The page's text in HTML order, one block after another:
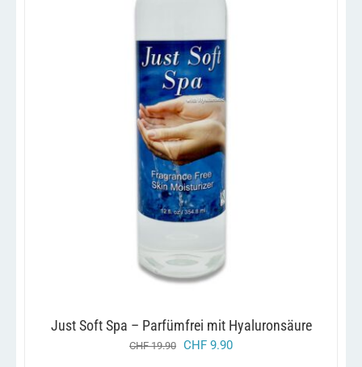
IN DEN WARENKORB / DETAILS
Just Soft Spa – Parfümfrei mit Hyaluronsäure
CHF19.90 ursprünglicher
CHF 9.90aktueller